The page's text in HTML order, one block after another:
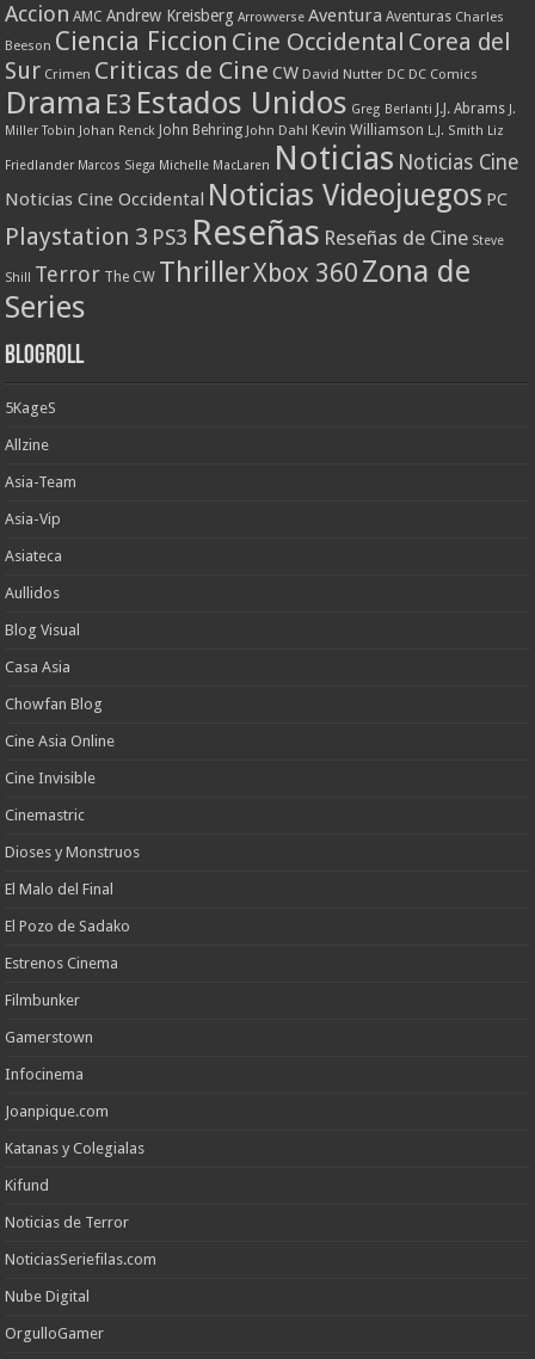
Accion AMC Andrew Kreisberg Arrowverse Aventura Aventuras Charles
Beeson Ciencia Ficcion Cine Occidental Corea del
Sur Crimen Criticas de Cine CW David Nutter DC DC Comics
Drama E3 Estados Unidos Greg Berlanti J.J. Abrams J.
Miller Tobin
Johan Renck John Behring John Dahl Kevin Williamson L.J. Smith Liz
Friedlander Marcos Siega Michelle MacLaren Noticias Noticias Cine
Noticias Cine Occidental Noticias Videojuegos PC
Playstation 3 PS3 Reseñas Reseñas de Cine Steve
Shill Terror The CW ThrillerXbox 360 Zona de
Series
Blogroll
5KageS
Allzine
Asia-Team
Asia-Vip
Asiateca
Aullidos
Blog Visual
Casa Asia
Chowfan Blog
Cine Asia Online
Cine Invisible
Cinemastric
Dioses y Monstruos
El Malo del Final
El Pozo de Sadako
Estrenos Cinema
Filmbunker
Gamerstown
Infocinema
Joanpique.com
Katanas y Colegialas
Kifund
Noticias de Terror
NoticiasSeriefilas.com
Nube Digital
OrgulloGamer